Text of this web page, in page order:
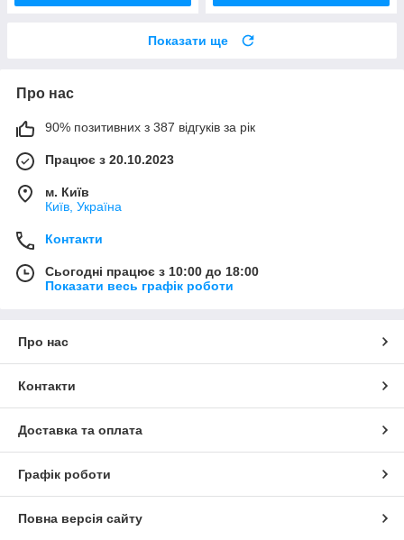
Показати ще
Про нас
90% позитивних з 387 відгуків за рік
Працює з 20.10.2023
м. Київ
Київ, Україна
Контакти
Сьогодні працює з 10:00 до 18:00
Показати весь графік роботи
Про нас
Контакти
Доставка та оплата
Графік роботи
Повна версія сайту